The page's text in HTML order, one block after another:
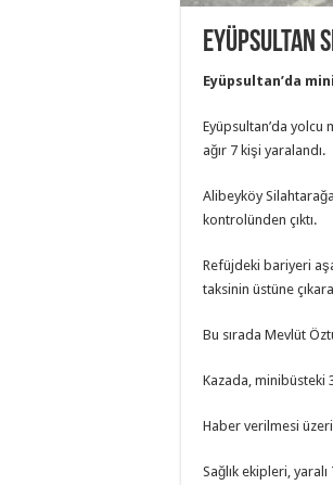
Eyüpsultan
Eyüpsultan’da
Eyüpsultan’da yolcu
ağır 7 kişi yaralandı.
Alibeyköy
kontrolünden çıktı.
Refüjdeki bariyeri
taksinin üstüne
Bu sırada Mevlüt
Kazada, minibüsteki
Haber verilmesi
Sağlık ekipleri,